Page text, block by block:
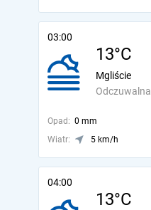
03:00
13°C
Odczuwalna
Mgliście
Opad: 0 mm
Wiatr:
5 km/h
04:00
13°C